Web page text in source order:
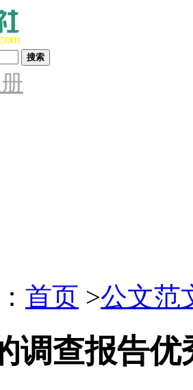
搜索
首页 >公文范
调查报告优